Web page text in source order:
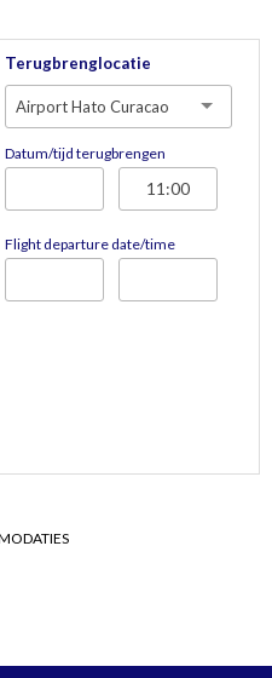
Terugbrenglocatie
Airport Hato Curacao
Datum/tijd terugbrengen
Flight departure date/time